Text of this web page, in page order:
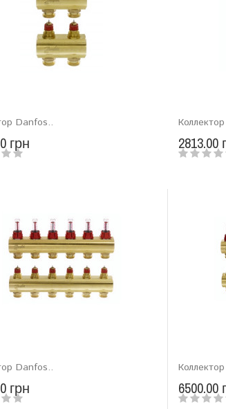
Danfos..
грн 2813.00
Danfos..
грн 6500.00